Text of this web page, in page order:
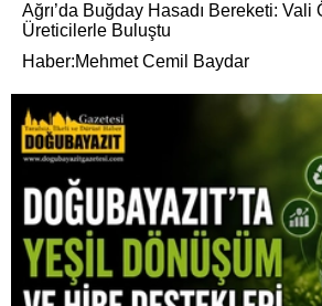
Ağrı’da Buğday Hasadı Bereketi: Vali
Üreticilerle Buluştu
Haber:Mehmet Cemil Baydar